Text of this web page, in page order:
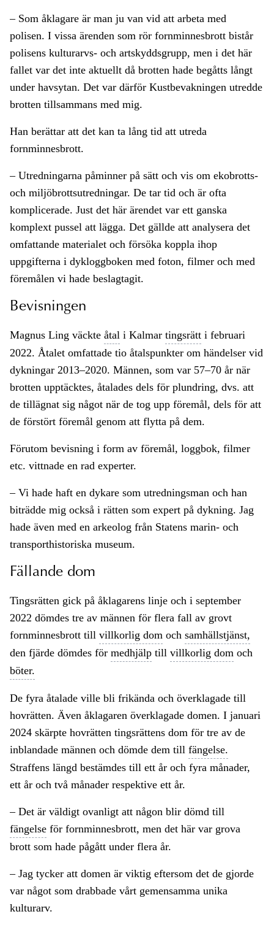
– Som åklagare är man ju van vid att arbeta med
polisen. I vissa ärenden som rör fornminnesbrott bistår
polisens kulturarvs- och artskyddsgrupp, men i det här
fallet var det inte aktuellt då brotten hade begåtts långt
under havsytan. Det var därför Kustbevakningen utredde
brotten tillsammans med mig.
Han berättar att det kan ta lång tid att utreda
fornminnesbrott.
– Utredningarna påminner på sätt och vis om ekobrotts-
och miljöbrottsutredningar. De tar tid och är ofta
komplicerade. Just det här ärendet var ett ganska
komplext pussel att lägga. Det gällde att analysera det
omfattande materialet och försöka koppla ihop
uppgifterna i dykloggboken med foton, filmer och med
föremålen vi hade beslagtagit.
Bevisningen
Magnus Ling väckte åtal i Kalmar tingsrätt i februari
2022. Åtalet omfattade tio åtalspunkter om händelser vid
dykningar 2013–2020. Männen, som var 57–70 år när
brotten upptäcktes, åtalades dels för plundring, dvs. att
de tillägnat sig något när de tog upp föremål, dels för att
de förstört föremål genom att flytta på dem.
Förutom bevisning i form av föremål, loggbok, filmer
etc. vittnade en rad experter.
– Vi hade haft en dykare som utredningsman och han
biträdde mig också i rätten som expert på dykning. Jag
hade även med en arkeolog från Statens marin- och
transporthistoriska museum.
Fällande dom
Tingsrätten gick på åklagarens linje och i september
2022 dömdes tre av männen för flera fall av grovt
fornminnesbrott till villkorlig dom och samhällstjänst,
den fjärde dömdes för medhjälp till villkorlig dom och
böter.
De fyra åtalade ville bli frikända och överklagade till
hovrätten. Även åklagaren överklagade domen. I januari
2024 skärpte hovrätten tingsrättens dom för tre av de
inblandade männen och dömde dem till fängelse.
Straffens längd bestämdes till ett år och fyra månader,
ett år och två månader respektive ett år.
– Det är väldigt ovanligt att någon blir dömd till
fängelse för fornminnesbrott, men det här var grova
brott som hade pågått under flera år.
– Jag tycker att domen är viktig eftersom det de gjorde
var något som drabbade vårt gemensamma unika
kulturarv.